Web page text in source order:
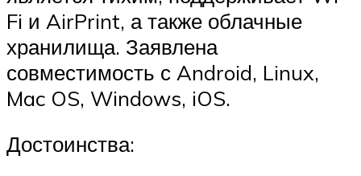
Fi и AirPrint, а также облачные
хранилища. Заявлена
совместимость с Android, Linux,
Mac OS, Windows, iOS.
Достоинства: